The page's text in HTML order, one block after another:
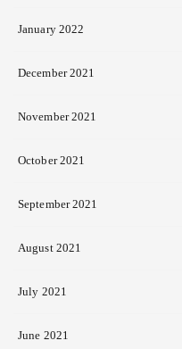
January 2022
December 2021
November 2021
October 2021
September 2021
August 2021
July 2021
June 2021